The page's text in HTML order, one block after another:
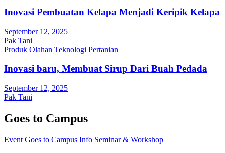
Inovasi Pembuatan Kelapa Menjadi Keripik Kelapa
September 12, 2025
Pak Tani
Produk Olahan Teknologi Pertanian
Inovasi baru, Membuat Sirup Dari Buah Pedada
September 12, 2025
Pak Tani
Goes to Campus
Event Goes to Campus Info Seminar & Workshop